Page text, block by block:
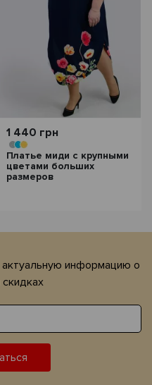
1 440 грн
Платье миди с крупными
цветами больших
размеров
информацию о
скидках